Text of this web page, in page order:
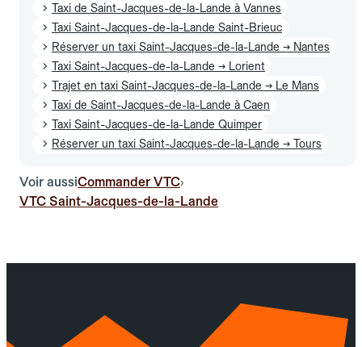
Taxi de Saint-Jacques-de-la-Lande à Vannes
Taxi Saint-Jacques-de-la-Lande Saint-Brieuc
Réserver un taxi Saint-Jacques-de-la-Lande → Nantes
Taxi Saint-Jacques-de-la-Lande → Lorient
Trajet en taxi Saint-Jacques-de-la-Lande → Le Mans
Taxi de Saint-Jacques-de-la-Lande à Caen
Taxi Saint-Jacques-de-la-Lande Quimper
Réserver un taxi Saint-Jacques-de-la-Lande → Tours
Voir aussiCommander VTC›
VTC Saint-Jacques-de-la-Lande